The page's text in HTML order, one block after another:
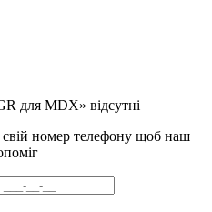
для MDX» відсутні
номер телефону щоб наш